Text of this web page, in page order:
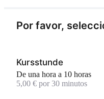
Por favor,
Kursstunde
De una hora a 10 horas
5,00 € por 30 minutos